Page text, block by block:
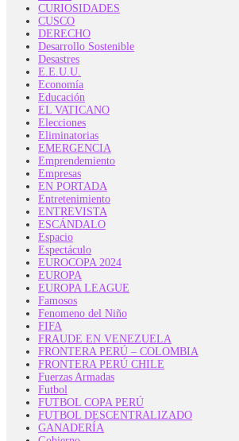
CURIOSIDADES
CUSCO
DERECHO
Desarrollo Sostenible
Desastres
E.E.U.U.
Economía
Educación
EL VATICANO
Elecciones
Eliminatorias
EMERGENCIA
Emprendemiento
Empresas
EN PORTADA
Entretenimiento
ENTREVISTA
ESCÁNDALO
Espacio
Espectáculo
EUROCOPA 2024
EUROPA
EUROPA LEAGUE
Famosos
Fenomeno del Niño
FIFA
FRAUDE EN VENEZUELA
FRONTERA PERÚ – COLOMBIA
FRONTERA PERÚ CHILE
Fuerzas Armadas
Futbol
FUTBOL COPA PERÚ
FUTBOL DESCENTRALIZADO
GANADERÍA